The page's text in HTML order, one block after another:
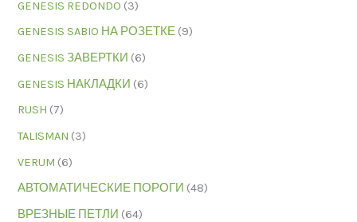
GENESIS REDONDO (3)
GENESIS SABIO НА РОЗЕТКЕ (9)
GENESIS ЗАВЕРТКИ (6)
GENESIS НАКЛАДКИ (6)
RUSH (7)
TALISMAN (3)
VERUM (6)
АВТОМАТИЧЕСКИЕ ПОРОГИ (48)
ВРЕЗНЫЕ ПЕТЛИ (64)